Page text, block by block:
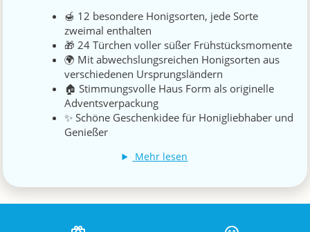
🍯 12 besondere Honigsorten, jede Sorte
zweimal enthalten
🎁 24 Türchen voller süßer Frühstücksmomente
🌍 Mit abwechslungsreichen Honigsorten aus
verschiedenen Ursprungsländern
🏠 Stimmungsvolle Haus Form als originelle
Adventsverpackung
✨ Schöne Geschenkidee für Honigliebhaber und
Genießer
Mehr lesen